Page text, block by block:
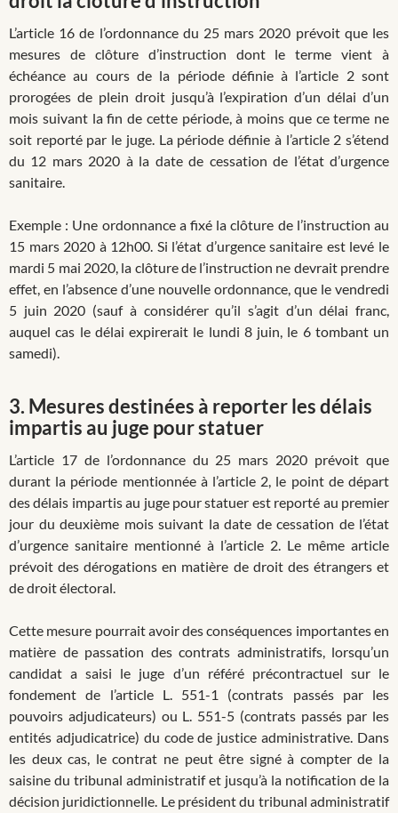
L’article 16 de l’ordonnance du 25 mars 2020 prévoit que les
mesures de clôture d’instruction dont le terme vient à
échéance au cours de la période définie à l’article 2 sont
prorogées de plein droit jusqu’à l’expiration d’un délai d’un
mois suivant la fin de cette période, à moins que ce terme ne
soit reporté par le juge. La période définie à l’article 2 s’étend
du 12 mars 2020 à la date de cessation de l’état d’urgence
sanitaire.
Exemple : Une ordonnance a fixé la clôture de l’instruction au
15 mars 2020 à 12h00. Si l’état d’urgence sanitaire est levé le
mardi 5 mai 2020, la clôture de l’instruction ne devrait prendre
effet, en l’absence d’une nouvelle ordonnance, que le vendredi
5 juin 2020 (sauf à considérer qu’il s’agit d’un délai franc,
auquel cas le délai expirerait le lundi 8 juin, le 6 tombant un
samedi).
3. Mesures destinées à reporter les délais
impartis au juge pour statuer
L’article 17 de l’ordonnance du 25 mars 2020 prévoit que
durant la période mentionnée à l’article 2, le point de départ
des délais impartis au juge pour statuer est reporté au premier
jour du deuxième mois suivant la date de cessation de l’état
d’urgence sanitaire mentionné à l’article 2. Le même article
prévoit des dérogations en matière de droit des étrangers et
de droit électoral.
Cette mesure pourrait avoir des conséquences importantes en
matière de passation des contrats administratifs, lorsqu’un
candidat a saisi le juge d’un référé précontractuel sur le
fondement de l’article L. 551-1 (contrats passés par les
pouvoirs adjudicateurs) ou L. 551-5 (contrats passés par les
entités adjudicatrice) du code de justice administrative. Dans
les deux cas, le contrat ne peut être signé à compter de la
saisine du tribunal administratif et jusqu’à la notification de la
décision juridictionnelle. Le président du tribunal administratif